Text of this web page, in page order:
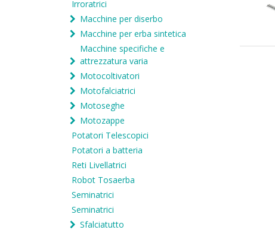
Irroratrici
Macchine per diserbo
Macchine per erba sintetica
Macchine specifiche e
attrezzatura varia
Motocoltivatori
Motofalciatrici
Motoseghe
Motozappe
Potatori Telescopici
Potatori a batteria
Reti Livellatrici
Robot Tosaerba
Seminatrici
Seminatrici
Sfalciatutto